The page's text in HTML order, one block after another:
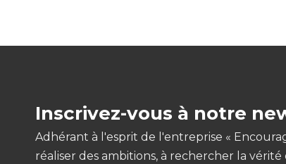
Inscrivez-vous à notre
Adhérant à l'esprit de l'entreprise «
réaliser des ambitions, à rechercher la vérité